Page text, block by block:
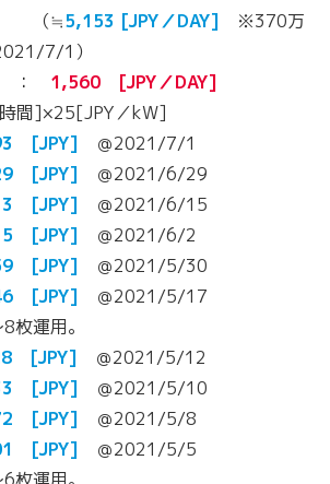
5,153 [JPY／DAY] ※370万
7/1）
： 1,560 [JPY／DAY]
間]×25[JPY／kW]
[JPY] ＠2021/7/1
[JPY] ＠2021/6/29
[JPY] ＠2021/6/15
[JPY] ＠2021/6/2
[JPY] ＠2021/5/30
[JPY] ＠2021/5/17
運用。
[JPY] ＠2021/5/12
[JPY] ＠2021/5/10
[JPY] ＠2021/5/8
[JPY] ＠2021/5/5